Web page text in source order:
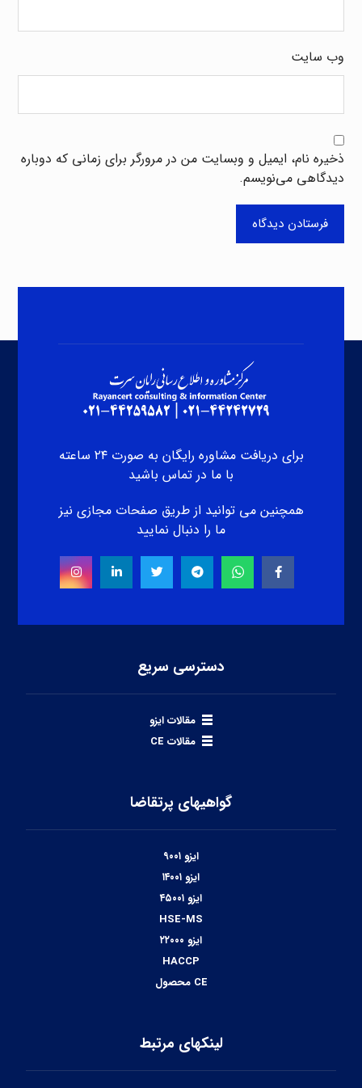
وب‌ سایت
ذخیره نام، ایمیل و وبسایت من در مرورگر برای زمانی که دوباره
دیدگاهی می‌نویسم.
فرستادن دیدگاه
برای دریافت مشاوره رایگان به صورت ۲۴ ساعته
با ما در تماس باشید
همچنین می توانید از طریق صفحات مجازی نیز
ما را دنبال نمایید
دسترسی سریع
مقالات ایزو
مقالات CE
گواهیهای پرتقاضا
ایزو ۹۰۰۱
ایزو ۱۴۰۰۱
ایزو ۴۵۰۰۱
HSE-MS
ایزو ۲۲۰۰۰
HACCP
CE محصول
لینکهای مرتبط